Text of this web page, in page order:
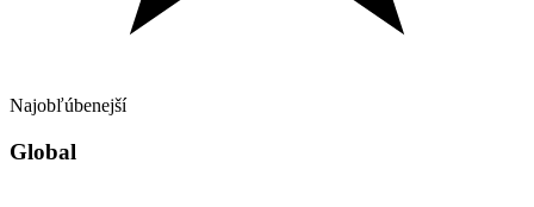
Najobľúbenejší
Global